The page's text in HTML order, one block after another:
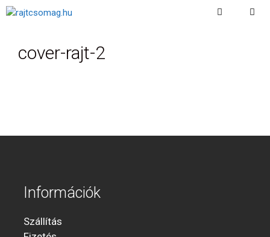
Kilépés
cover-rajt-2
Információk
Szállítás